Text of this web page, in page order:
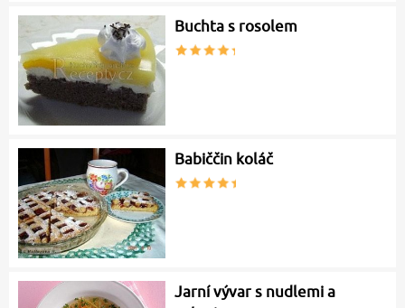
Buchta s rosolem
Babiččin koláč
Jarní vývar s nudlemi a